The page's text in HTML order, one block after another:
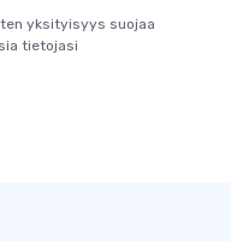
yksityisyys suojaa
tietojasi